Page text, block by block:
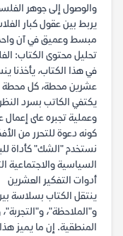
والوصول إلى جوهر
يربط بين عقول كبار
مبسط وعميق في آن
تحليل محتوى الكتاب:
في هذا الكتاب، يأخذنا
عشرين محطة، كل محطة
يكتفي الكاتب بسرد
وعملية تجبره على إعمال
كونه دعوة للتحرر من
نستخدم "الشك" كأداة
السياسية والاجتماعية
أدوات التفكير العشرين
ينتقل الكتاب بسلاسة
و"الملاحظة"،
المنطقية. إن ما يميز